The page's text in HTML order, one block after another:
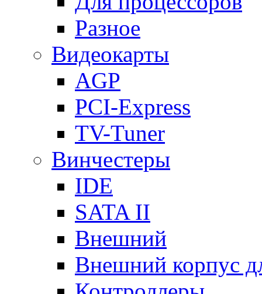
Разное
Видеокарты
AGP
PCI-Express
TV-Tuner
Винчестеры
IDE
SATA II
Внешний
Внешний корпус